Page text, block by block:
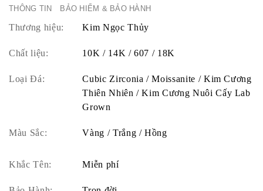
THÔNG TIN BẢO HIỂM & BẢO HÀNH
Thương hiệu: Kim Ngọc Thủy
Chất liệu: 10K / 14K / 607 / 18K
Loại Đá:
Cubic Zirconia / Moissanite / Kim Cương
Thiên Nhiên / Kim Cương Nuôi Cấy Lab
Grown
Màu Sắc: Vàng / Trắng / Hồng
Khắc Tên: Miễn phí